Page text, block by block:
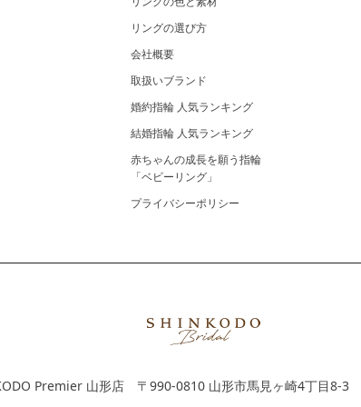
リングの選び方
会社概要
取扱いブランド
婚約指輪 人気ランキング
結婚指輪 人気ランキング
赤ちゃんの成長を願う指輪
「ベビーリング」
プライバシーポリシー
Premier 山形店 〒990-0810 山形市馬見ヶ崎4丁目8-3